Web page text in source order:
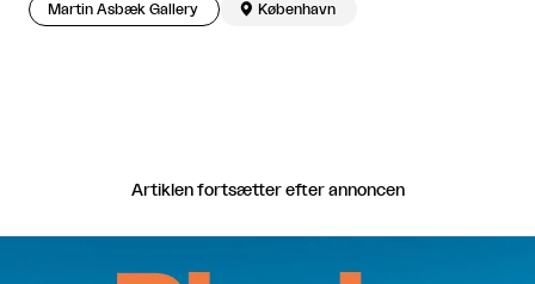
Martin Asbæk Gallery  København
Artiklen fortsætter efter annoncen